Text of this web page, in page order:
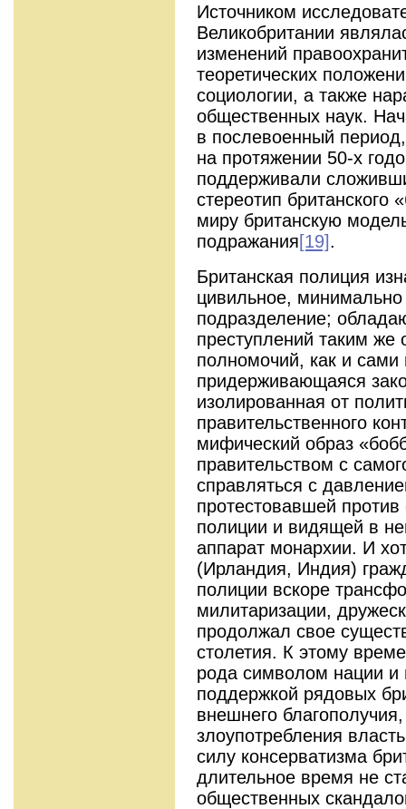
Источником
Великобритании
изменений
теоретических
социологии, а также
общественных наук.
в послевоенный
на протяжении 50-х
поддерживали
стереотип британского
миру британскую
подражания[19].
Британская полиция
цивильное,
подразделение;
преступлений таким
полномочий, как и сами
придерживающаяся
изолированная от
правительственного
мифический образ
правительством с
справляться с
протестовавшей
полиции и видящей в
аппарат монархии. И
(Ирландия, Индия)
полиции вскоре
милитаризации,
продолжал свое
столетия. К этому
рода символом нации и
поддержкой рядовых
внешнего
злоупотребления
силу консерватизма
длительное время не
общественных